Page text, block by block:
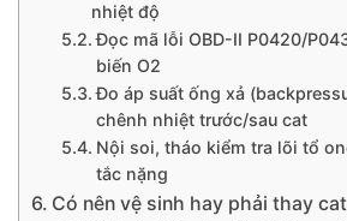
nhiệt độ
Đọc mã lỗi OBD-II P0420/
biến O2
Đo áp suất ống xả
chênh nhiệt trước/sau cat
Nội soi, tháo kiểm tra lõi tổ
tắc nặng
Có nên vệ sinh hay phải thay